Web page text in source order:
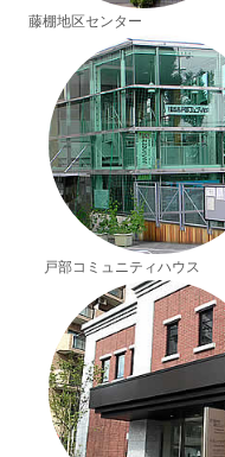
藤棚地区センター
戸部コミュニティハウス